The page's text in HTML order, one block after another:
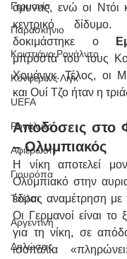
Γερμανία
Παρασκήνιο
Κριστιάνο Ρονάλντο
Κόνφερενς Λιγκ
UEFA
Ρονάλντο
Αφιέρωση
Γιουρόπα
Τσέλσι
Αργεντινή
Δηλώσεις
άμυνας, ενώ οι Ντόι
κεντρικό
δοκιμάστηκε ο
μπροστά του τους
Χουάνγκ. Τέλος, οι
και Ουί Τζο ήταν η
Αποδόσεις στο
– Ολυμπιακός
Η νίκη αποτελεί
Ολυμπιακό στην
έδρας αναμέτρηση
Οι Γερμανοί είναι το
για τη νίκη, σε
ισοπαλία